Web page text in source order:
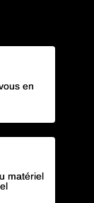
en
matériel